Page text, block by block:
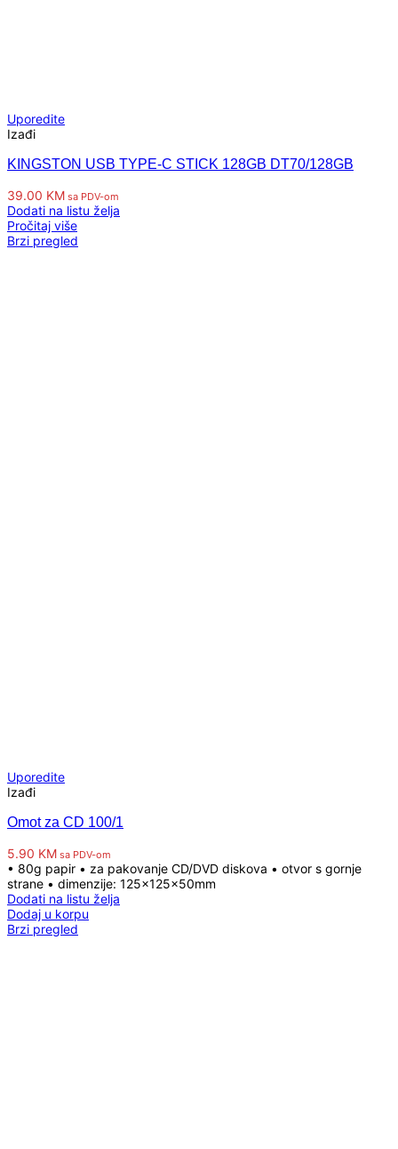
Uporedite
Izađi
KINGSTON USB TYPE-C STICK 128GB DT70/128GB
39.00 KM sa PDV-om
Dodati na listu želja
Pročitaj više
Brzi pregled
Uporedite
Izađi
Omot za CD 100/1
5.90 KM sa PDV-om
• 80g papir • za pakovanje CD/DVD diskova • otvor s gornje
strane • dimenzije: 125x125x50mm
Dodati na listu želja
Dodaj u korpu
Brzi pregled